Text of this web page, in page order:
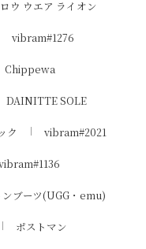
ウ ウエア ライオン
vibram#1276
Chippewa
DAINITTE SOLE
ク vibram#2021
ンブーツ(UGG・emu)
ポストマン